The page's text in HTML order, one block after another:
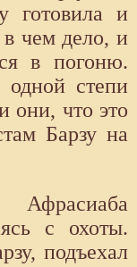
готовила и
чем дело, и
в погоню.
степи
они, что это
Барзу на
с охоты.
подъехал